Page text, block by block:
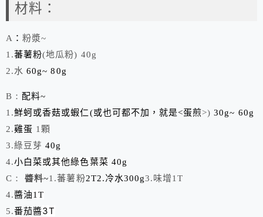
材料：
A ：粉漿~
1.蕃薯粉(地瓜粉) 40g
2.水60g~ 80g
B： 配料~
1.鮮蚵或香菇或蝦仁(或也可都不加，就是<蛋煎>)30g~ 60g
2.雞蛋 1顆
3.綠豆芽 40g
4.小白菜或其他綠色葉菜 40g
C：醬料~1.蕃薯粉2T2.冷水300g3. 味增1T
4.醬油1T
5.番茄醬3T